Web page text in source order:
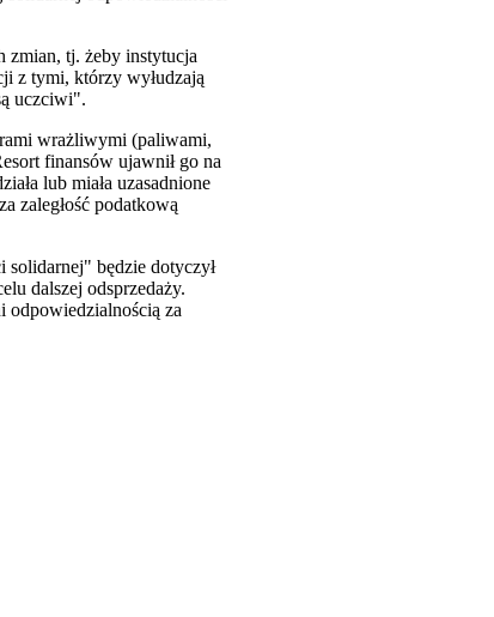
zmian, tj. żeby instytucja
z tymi, którzy wyłudzają
uczciwi".
wrażliwymi (paliwami,
finansów ujawnił go na
lub miała uzasadnione
zaległość podatkową
solidarnej" będzie dotyczył
dalszej odsprzedaży.
odpowiedzialnością za